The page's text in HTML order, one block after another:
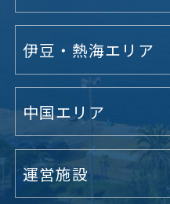
伊豆・熱海エリア
中国エリア
運営施設